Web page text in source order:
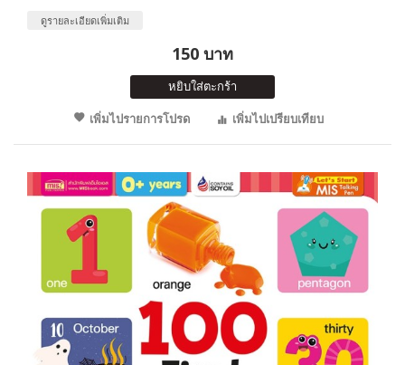
ดูรายละเอียดเพิ่มเติม
150 บาท
หยิบใส่ตะกร้า
เพิ่มไปรายการโปรด
เพิ่มไปเปรียบเทียบ